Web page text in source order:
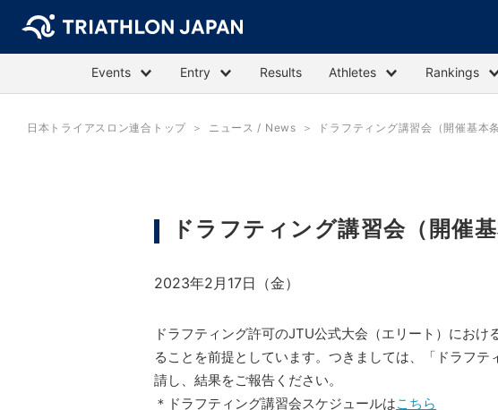
Events Entry Results Athletes Rankings
日本トライアスロン連合トップ ニュース / News ドラフティング講習会（開催基本
ドラフティング講習会（開催
2023年2月17日（金）
ドラフティング許可のJTU公式大会（エリート）にお
ることを前提としています。つきましては、「ドラフ
請し、結果をご報告ください。
＊ドラフティング講習会スケジュールはこちら